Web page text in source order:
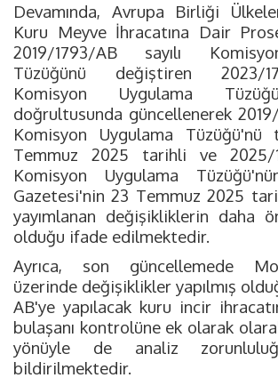
Devamında, Avrupa Birliği
Kuru Meyve İhracatına Dair
2019/1793/AB sayılı
Tüzüğünü değiştiren 2023/
Komisyon Uygulama
doğrultusunda güncellenerek 2019/
Komisyon Uygulama
Temmuz 2025 tarihli ve 2025/
Komisyon Uygulama
Gazetesi'nin 23 Temmuz 2025
yayımlanan değişikliklerin daha
olduğu ifade edilmektedir.
Ayrıca, son güncellemede
üzerinde değişiklikler yapılmış
AB'ye yapılacak kuru incir
bulaşanı kontrolüne ek olarak
yönüyle de analiz
bildirilmektedir.